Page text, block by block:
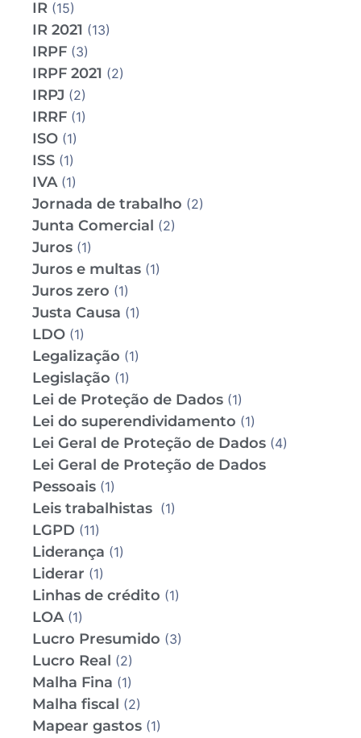
IR (15)
IR 2021 (13)
IRPF (3)
IRPF 2021 (2)
IRPJ (2)
IRRF (1)
ISO (1)
ISS (1)
IVA(1)
Jornada de trabalho (2)
Junta Comercial (2)
Juros (1)
Juros e multas (1)
Juros zero (1)
Justa Causa (1)
LDO (1)
Legalização (1)
Legislação (1)
Lei de Proteção de Dados (1)
Lei do superendividamento (1)
Lei Geral de Proteção de Dados (4)
Lei Geral de Proteção de Dados
Pessoais (1)
Leis trabalhistas (1)
LGPD (11)
Liderança (1)
Liderar (1)
Linhas de crédito (1)
LOA(1)
Lucro Presumido (3)
Lucro Real (2)
Malha Fina (1)
Malha fiscal (2)
Mapear gastos (1)